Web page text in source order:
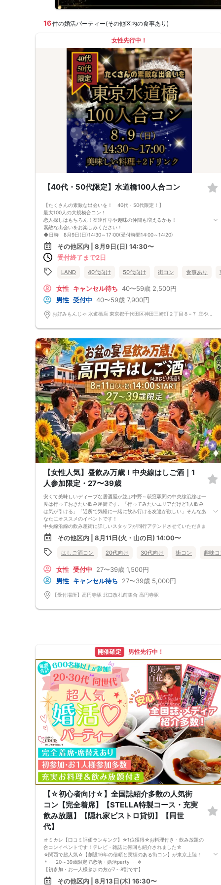
16件の婚活パーティー(その他区内の食事あり)
女性先行中！
【40代・50代限定】水道橋100人合コン
【たくさんの素敵な出会いを！ 40代・50代限定！】
最大100人の大規模合コン！
恋人探しはもちろん！友達作りや趣味の仲間も増えるかも！
素敵な出会いをお楽しみください！
◆日時 8月9日(日)14:30～17:00(受付時間14:00～14:20)
◆会場 お好みもんじゃ 水道橋店
◆参加費 男性7,900円 女性2,500円
美味しい料理＆2ドリンク（お酒＆ソフトドリンク）
ネットワークビジネスなどに加入していない方
※当日、身分証での本人確認＆年齢確認をさせて頂きます。顔写真のある
身分証明書（免許書やパスポート）をご持参ください。
◆定員 100名 ※最低遂行人数 男女10人ずつ
◆キャンセル料金 キャンセルの場合は必ずご連絡をお願いします。
受けます。
・お申込み時点より：1,000円（システム使用料）
・イベント開催日の10日前(7/30)以降：参加費の100％
その他区内 | 8月9日(日) 14:30〜
受付終了まで2日
LAND 40代向け 50代向け 街コン 食事あり
女性 キャンセル待ち 40〜59歳 2,500円
男性 受付中 40〜59歳 7,900円
お好みもんじゃ 水道橋店 東京都千代田区神田三崎町２丁目８−７ 庄や第一ビル 2階
【女性人気】昼飲み万歳！中央線はしご酒｜1
人参加限定・27〜39歳
安くて美味しいディープな居酒屋が並ぶ中野～荻窪駅間の中央線沿線は一
度は行っておきたい飲み屋街です。「行ってみたいエリアだけど1人飲み
は気が引ける」「近所で気軽に一緒に飲み行ける友達が欲しい」そんなあ
なたにオススメのイベントです！
中央線沿線の飲み屋街に詳しいスタッフが同行アテンドさせていただきま
す！
最少催行人数は4名です。中止の場合は開催90分前までに確定します。
【お申し込み・キャンセルに関する大切なお知らせ】
当イベントは、参加される皆様に最高の出会いと思い出を提供できるよ
女比のバランス（1:1）をリアルタイムで調整しながら店舗の予約・準備
を行っております。
そのため、ご予約の際は以下の2点について必ずご確認とご理解をお願い
申し上げます。
①【早期満席・受付終了について（先着順）】
システムの仕様上、3日前まではキャンセル可能となっておりますが、キ
ャンセルや他イベントへの乗り換えは、楽しみにされている他の参加者様
への大変なご迷惑となり、男女比が崩れる原因となってしまいます。
止むを得ない事情を除き、複数回にわたるキャンセルや、ご連絡のない無
断キャンセル（ドタキャン）をされた方につきましては、大変遺憾ではご
ざいますが、【今後の当主催イベントへのご参加を一切お断り（ブラック
リスト登録）】の処置を取らせていただきます。
「確実にご参加いただけるスケジュール」でのご予約、および皆様が気持
ちよく過ごせる大人のマナーへのご協力を、心よりお願い申し上げます。
その他区内 | 8月11日(火・山の日) 14:00〜
はしご酒コン 20代向け 30代向け 街コン 趣味
女性 受付中 27〜39歳 1,500円
男性 キャンセル待ち 27〜39歳 5,000円
【受付場所】高円寺駅 北口改札前集合 高円寺駅
開催確定 男性先行中！
【☆初心者向け☆】全国誌紹介多数の人気街
コン【完全着席】【STELLA特製コース・充実
飲み放題】【隠れ家ビストロ貸切】【同世
代】
オミカレ【口コミ評価ランキング】☆1位獲得☆お料理付き・飲み放題の
合コンイベントです！テレビ・雑誌に何回も紹介されました☆
☆関西で超人気☆【創設16年の信頼と実績のある街コン】が東京上陸！
＊･･･20～39歳限定で恋活・婚活party･･･＊
【初参加・お一人様参加の方が7～8割です】
安心してご参加ください♪
お一人様でも気軽に参加できるparty☆
その他区内 | 8月13日(木) 16:30〜